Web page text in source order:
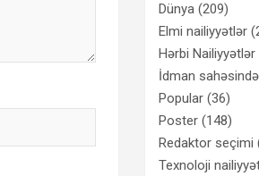
Dünya (209)
Elmi nailiyyətlər
Hərbi Nailiyyətlər
İdman
Popular (36)
Poster (148)
Redaktor seçimi
Texnoloji